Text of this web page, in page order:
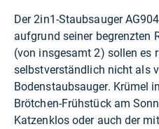
Der 2in1-Staubsauger
aufgrund seiner begrenzten
(von insgesamt 2) sollen es
selbstverständlich nicht als
Bodenstaubsauger. Krümel
Brötchen-Frühstück am
Katzenklos oder auch der